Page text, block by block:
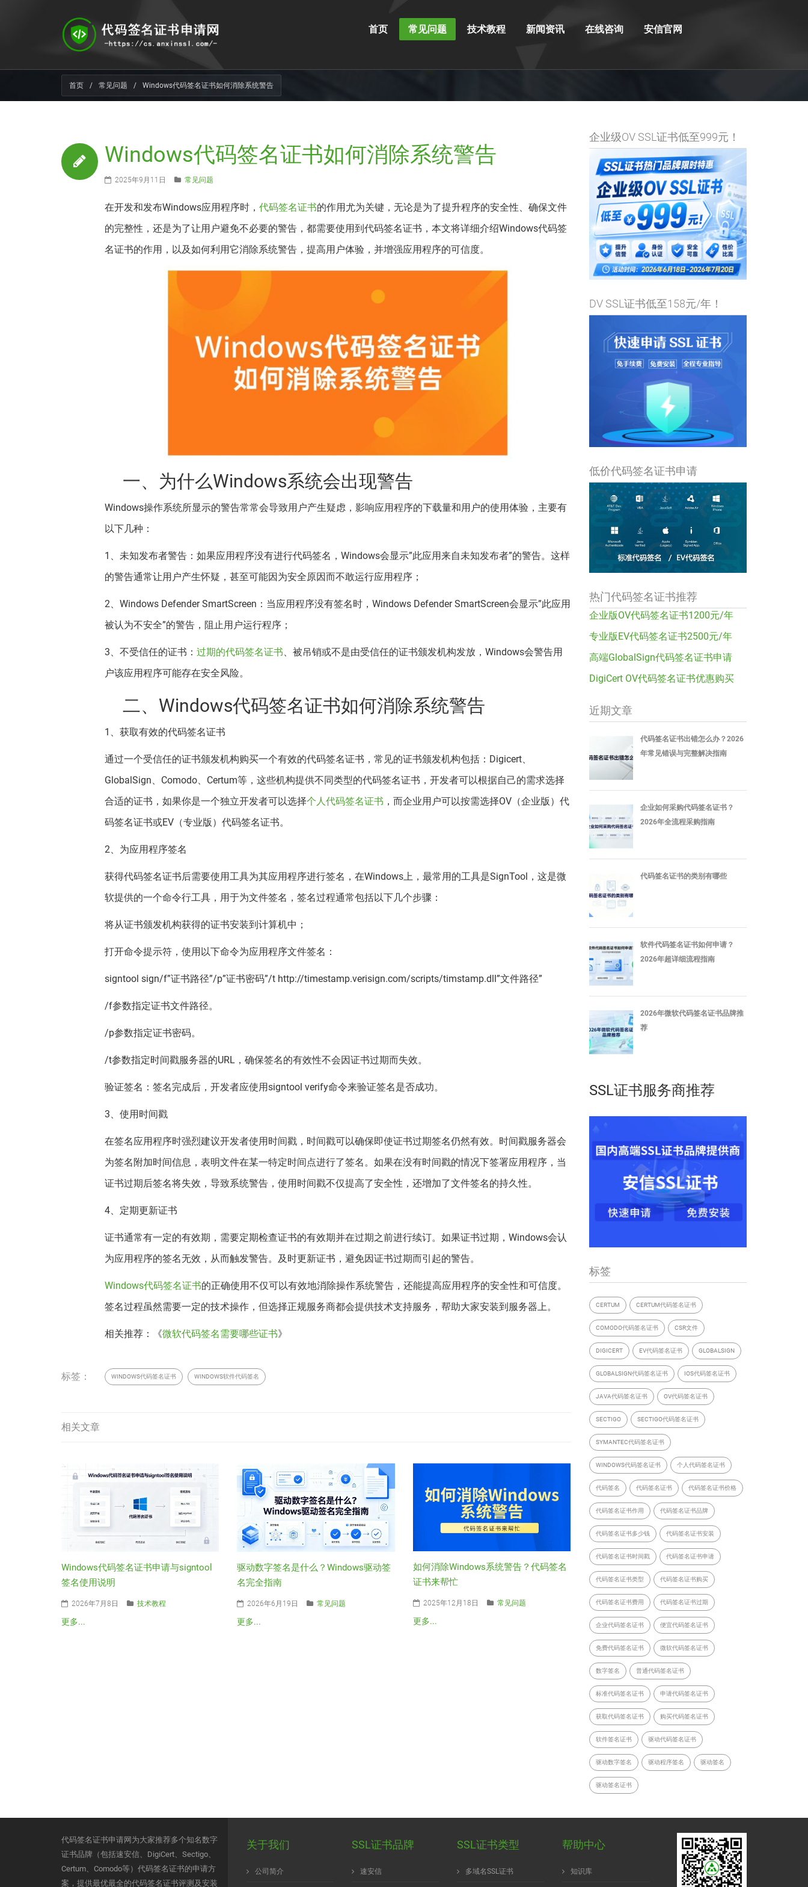
首页 常见问题 技术教程 新闻资讯 在线咨询 安信官网
首页 / 常见问题 / Windows代码签名证书如何消除系统警告
Windows代码签名证书如何消除系统警告
2025年9月11日 常见问题
在开发和发布Windows应用程序时， 代码签名证书的作用尤为关键，无论是为了提升程序的安全性、确保文件
的完整性，还是为了让用户避免不必要的警告，都需要使用到代码签名证书，本文将详细介绍Windows代码签
名证书的作用，以及如何利用它消除系统警告，提高用户体验，并增强应用程序的可信度。
一、为什么Windows系统会出现警告
Windows操作系统所显示的警告常常会导致用户产生疑虑，影响应用程序的下载量和用户的使用体验，主要有
以下几种：
1、未知发布者警告：如果应用程序没有进行代码签名，Windows会显示”此应用来自未知发布者”的警告。这样
的警告通常让用户产生怀疑，甚至可能因为安全原因而不敢运行应用程序；
2、Windows Defender SmartScreen：当应用程序没有签名时，Windows Defender SmartScreen会显示”此应用
被认为不安全”的警告，阻止用户运行程序；
3、不受信任的证书： 过期的代码签名证书、被吊销或不是由受信任的证书颁发机构发放，Windows会警告用
户该应用程序可能存在安全风险。
二、Windows代码签名证书如何消除系统警告
1、获取有效的代码签名证书
通过一个受信任的证书颁发机构购买一个有效的代码签名证书，常见的证书颁发机构包括：Digicert、
GlobalSign、Comodo、Certum等，这些机构提供不同类型的代码签名证书，开发者可以根据自己的需求选择
合适的证书，如果你是一个独立开发者可以选择个人代码签名证书 ，而企业用户可以按需选择OV（企业版）代
码签名证书或EV（专业版）代码签名证书。
2、为应用程序签名
获得代码签名证书后需要使用工具为其应用程序进行签名，在Windows上，最常用的工具是SignTool，这是微
软提供的一个命令行工具，用于为文件签名，签名过程通常包括以下几个步骤：
将从证书颁发机构获得的证书安装到计算机中；
打开命令提示符，使用以下命令为应用程序文件签名：
signtool sign/f”证书路径”/p”证书密码”/t http://timestamp.verisign.com/scripts/timstamp.dll”文件路径”
/f参数指定证书文件路径。
/p参数指定证书密码。
/t参数指定时间戳服务器的URL，确保签名的有效性不会因证书过期而失效。
验证签名：签名完成后，开发者应使用signtool verify命令来验证签名是否成功。
3、使用时间戳
在签名应用程序时强烈建议开发者使用时间戳，时间戳可以确保即使证书过期签名仍然有效。时间戳服务器会
为签名附加时间信息，表明文件在某一特定时间点进行了签名。如果在没有时间戳的情况下签署应用程序，当
证书过期后签名将失效，导致系统警告，使用时间戳不仅提高了安全性，还增加了文件签名的持久性。
4、定期更新证书
证书通常有一定的有效期，需要定期检查证书的有效期并在过期之前进行续订。如果证书过期，Windows会认
为应用程序的签名无效，从而触发警告。及时更新证书，避免因证书过期而引起的警告。
Windows代码签名证书的正确使用不仅可以有效地消除操作系统警告，还能提高应用程序的安全性和可信度。
签名过程虽然需要一定的技术操作，但选择正规服务商都会提供技术支持服务，帮助大家安装到服务器上。
相关推荐：《微软代码签名需要哪些证书》
标签： WINDOWS代码签名证书 WINDOWS软件代码签名
相关文章
Windows代码签名证书申请与signtool
签名使用说明
2026年7月8日 技术教程
更多...
驱动数字签名是什么？Windows驱动签
名完全指南
2026年6月19日 常见问题
更多...
如何消除Windows系统警告？代码签名
证书来帮忙
2025年12月18日 常见问题
更多...
企业级OV SSL证书低至999元！
DV SSL证书低至158元/年！
低价代码签名证书申请
热门代码签名证书推荐
企业版OV代码签名证书1200元/年
专业版EV代码签名证书2500元/年
高端GlobalSign代码签名证书申请
DigiCert OV代码签名证书优惠购买
近期文章
代码签名证书出错怎么办？2026
年常见错误与完整解决指南
企业如何采购代码签名证书？
2026年全流程采购指南
代码签名证书的类别有哪些
软件代码签名证书如何申请？
2026年超详细流程指南
2026年微软代码签名证书品牌推
荐
SSL证书服务商推荐
标签
CERTUM CERTUM代码签名证书
COMODO代码签名证书 CSR文件
DIGICERT EV代码签名证书 GLOBALSIGN
GLOBALSIGN代码签名证书 IOS代码签名证书
JAVA代码签名证书 OV代码签名证书
SECTIGO SECTIGO代码签名证书
SYMANTEC代码签名证书
WINDOWS代码签名证书 个人代码签名证书
代码签名 代码签名证书 代码签名证书价格
代码签名证书作用 代码签名证书品牌
代码签名证书多少钱 代码签名证书安装
代码签名证书时间戳 代码签名证书申请
代码签名证书类型 代码签名证书购买
代码签名证书费用 代码签名证书过期
企业代码签名证书 便宜代码签名证书
免费代码签名证书 微软代码签名证书
数字签名 普通代码签名证书
标准代码签名证书 申请代码签名证书
获取代码签名证书 购买代码签名证书
软件签名证书 驱动代码签名证书
驱动数字签名 驱动程序签名 驱动签名
驱动签名证书
代码签名证书申请网为大家推荐多个知名数字
证书品牌（包括速安信、DigiCert、Sectigo、
Certum、Comodo等）代码签名证书的申请方
案，提供最优最全的代码签名证书评测及安装
关于我们
公司简介
SSL证书品牌
速安信
SSL证书类型
多域名SSL证书
帮助中心
知识库